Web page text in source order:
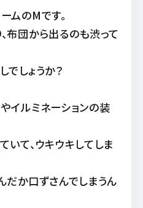
ムのMです。
布団から出るのも渋って
でしょうか？
イルミネーションの装
いて、ウキウキしてしま
だか口ずさんでしまうん